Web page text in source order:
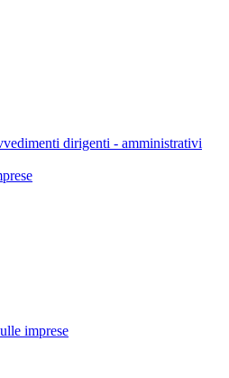
dirigenti - amministrativi
imprese